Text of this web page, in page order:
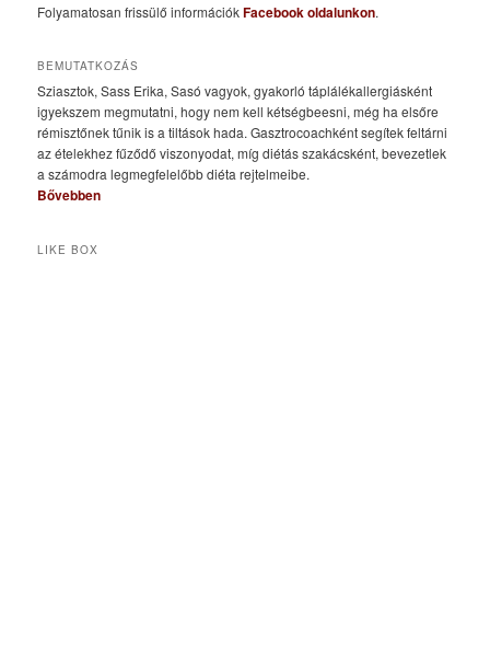
Folyamatosan frissülő információkFacebook oldalunkon.
BEMUTATKOZÁS
Sziasztok, Sass Erika, Sasó vagyok, gyakorló táplálékallergiásként
igyekszem megmutatni, hogy nem kell kétségbeesni, még ha elsőre
rémisztőnek tűnik is a tiltások hada. Gasztrocoachként segítek feltárni
az ételekhez fűződő viszonyodat, míg diétás szakácsként, bevezetlek
a számodra legmegfelelőbb diéta rejtelmeibe.
Bővebben
LIKE BOX